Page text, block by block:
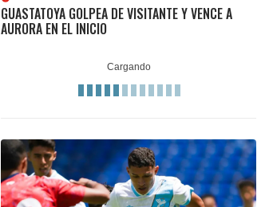
GUASTATOYA GOLPEA DE VISITANTE Y VENCE A
AURORA EN EL INICIO